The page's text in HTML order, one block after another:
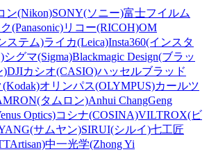
ン(Nikon)SONY(ソニー)富士フイルム
(Panasonic)リコー(RICOH)OM
ステム)ライカ(Leica)Insta360(インスタ
シグマ(Sigma)Blackmagic Design(ブラッ
)DJIカシオ(CASIO)ハッセルブラッド
オリンパス(OLYMPUS)カールツ
タムロン)Anhui ChangGeng
Optics)コシナ(COSINA)VILTROX(ビ
サムヤン)SIRUI(シルイ)七工匠
中一光学(Zhong Yi